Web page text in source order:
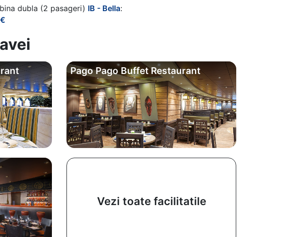
dubla (2 pasageri) IB - Bella:
Pago Pago Buffet Restaurant
Vezi toate facilitatile